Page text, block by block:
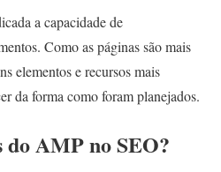
a capacidade de
Como as páginas são mais
elementos e recursos mais
da forma como foram planejados.
do AMP no SEO?